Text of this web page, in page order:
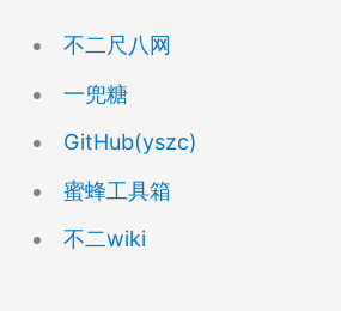
不二尺八网
一兜糖
GitHub(yszc)
蜜蜂工具箱
不二wiki